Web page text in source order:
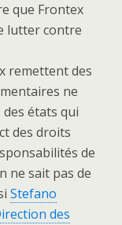
que Frontex
lutter contre
remettent des
ne
états qui
des droits
de
ne sait pas de
Stefano
des